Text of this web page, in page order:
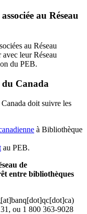
au Réseau
au Réseau
leur Réseau
du PEB.
Canada
doit suivre les
à Bibliothèque
au PEB.
de
entre bibliothèques
)
ou 1 800 363-9028